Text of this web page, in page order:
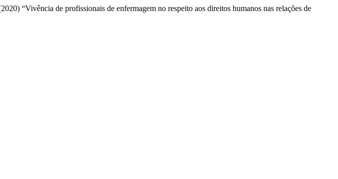
“Vivência de profissionais de enfermagem no respeito aos direitos humanos nas relações de